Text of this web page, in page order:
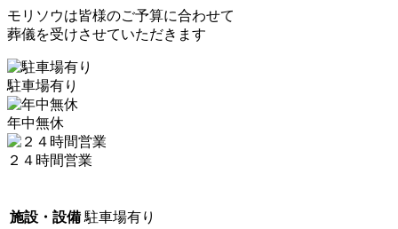
モリソウは皆様のご予算に合わせて
葬儀を受けさせていただきます
駐車場有り
年中無休
２４時間営業
施設・設備 駐車場有り